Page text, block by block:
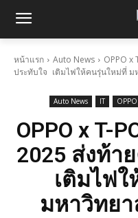
หน้าแรก Auto News
OPPO x
ประทับใจ เติมไฟให้คนรุ่นใหม่ที่
Auto News IT OPPO
OPPO x T-
2025 ส่งท้า
เติมไฟ
มหาวิทย